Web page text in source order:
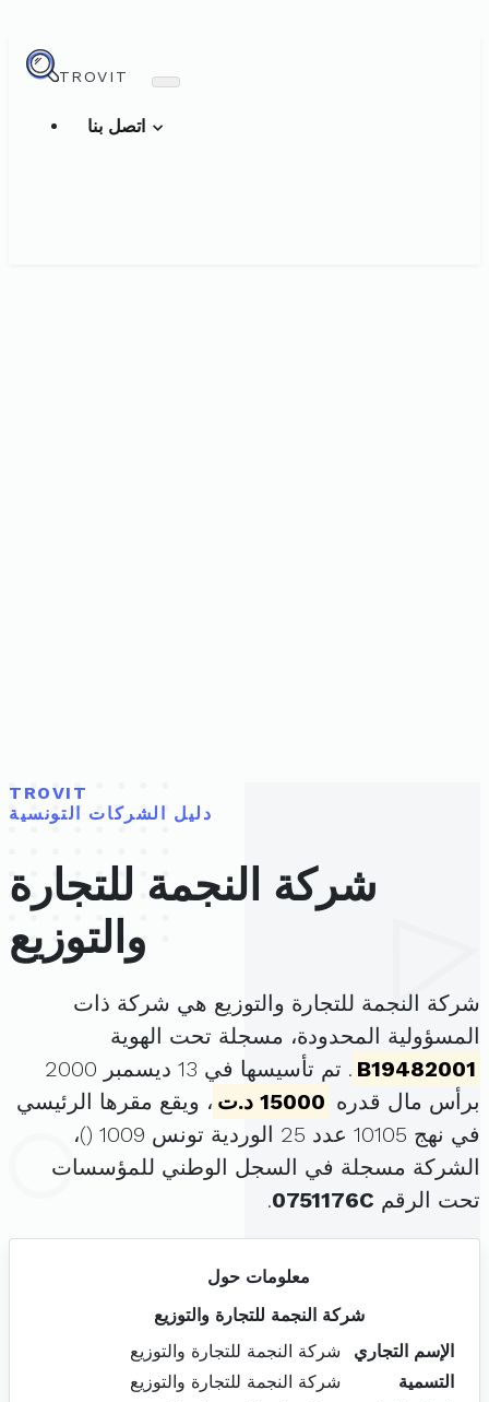
TROVIT
TROVIT
دليل الشركات التونسية
شركة النجمة للتجارة
والتوزيع
شركة النجمة للتجارة والتوزيع هي شركة ذات
المسؤولية المحدودة، مسجلة تحت الهوية
B19482001
. تم تأسيسها في 13 ديسمبر 2000
برأس مال قدره 15000 د.ت
، ويقع مقرها الرئيسي
في نهج 10105 عدد 25 الوردية تونس 1009 (
)،
الشركة مسجلة في السجل الوطني للمؤسسات
تحت الرقم 0751176C
.
معلومات حول
شركة النجمة للتجارة والتوزيع
الإسم التجاري
شركة النجمة للتجارة والتوزيع
التسمية
شركة النجمة للتجارة والتوزيع